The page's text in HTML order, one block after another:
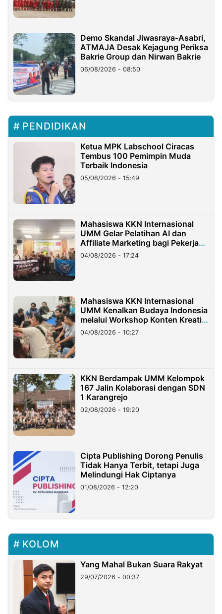
Demo Skandal Jiwasraya-Asabri,
ATMAJA Desak Kejagung Periksa
Bakrie Group dan Nirwan Bakrie
06/08/2026 - 08:50
PENDIDIKAN
Ketua MPK Labschool Ciracas
Tembus 100 Pemimpin Muda
Terbaik Indonesia
05/08/2026 - 15:49
Mahasiswa KKN Internasional
UMM Gelar Pelatihan AI dan
Affiliate Marketing bagi Pekerja
Migran Indonesia di Taiwan
04/08/2026 - 17:24
Mahasiswa KKN Internasional
UMM Kenalkan Budaya Indonesia
melalui Workshop Konten Kreatif
di Taiwan
04/08/2026 - 10:27
KKN Berdampak UMM Kelompok
167 Jalin Kolaborasi dengan SDN
1 Karangrejo
02/08/2026 - 19:20
Cipta Publishing Dorong Penulis
Tidak Hanya Terbit, tetapi Juga
Melindungi Hak Ciptanya
01/08/2026 - 12:20
KOLOM
Yang Mahal Bukan Suara Rakyat
29/07/2026 - 00:37